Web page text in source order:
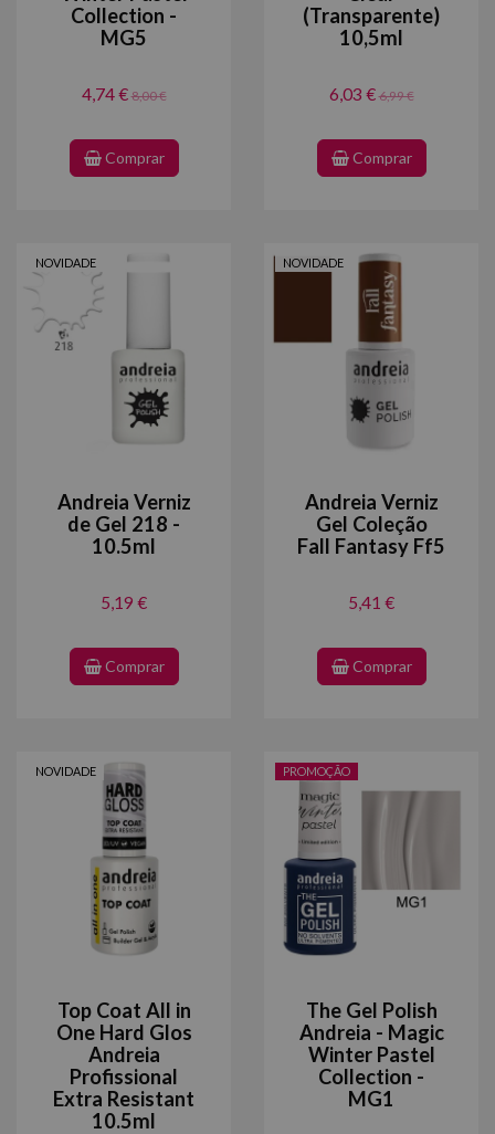
Collection -
MG5
4,74 €8,00 €
Comprar
(Transparente)
10,5ml
6,03 €6,99 €
Comprar
NOVIDADE
Andreia Verniz
de Gel 218 -
10.5ml
5,19 €
Comprar
NOVIDADE
Andreia Verniz
Gel Coleção
Fall Fantasy Ff5
5,41 €
Comprar
NOVIDADE
Top Coat All in
One Hard Glos
Andreia
Profissional
Extra Resistant
10.5ml
PROMOÇÃO
The Gel Polish
Andreia - Magic
Winter Pastel
Collection -
MG1